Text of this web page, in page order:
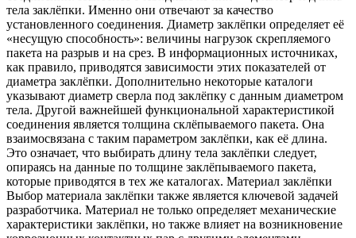
тела заклёпки. Именно они отвечают за качество
установленного соединения. Диаметр заклёпки определяет её
«несущую способность»: величины нагрузок скрепляемого
пакета на разрыв и на срез. В информационных источниках,
как правило, приводятся зависимости этих показателей от
диаметра заклёпки. Дополнительно некоторые каталоги
указывают диаметр сверла под заклёпку с данным диаметром
тела. Другой важнейшей функциональной характеристикой
соединения является толщина склёпываемого пакета. Она
взаимосвязана с таким параметром заклёпки, как её длина.
Это означает, что выбирать длину тела заклёпки следует,
опираясь на данные по толщине заклёпываемого пакета,
которые приводятся в тех же каталогах. Материал заклёпки
Выбор материала заклёпки также является ключевой задачей
разработчика. Материал не только определяет механические
характеристики заклёпки, но также влияет на возникновение